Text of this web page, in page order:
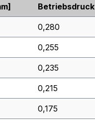
Betriebsdruck
0,280
0,255
0,235
0,215
0,175